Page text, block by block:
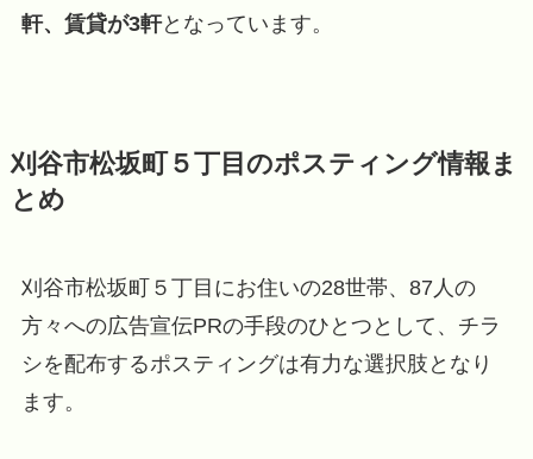
軒、賃貸が3軒となっています。
刈谷市松坂町５丁目のポスティング情報ま
とめ
刈谷市松坂町５丁目にお住いの28世帯、87人の
方々への広告宣伝PRの手段のひとつとして、チラ
シを配布するポスティングは有力な選択肢となり
ます。